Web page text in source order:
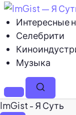
Интересные
Селебрити
Музыка
МенюПоиск
ImGist - Я Суть